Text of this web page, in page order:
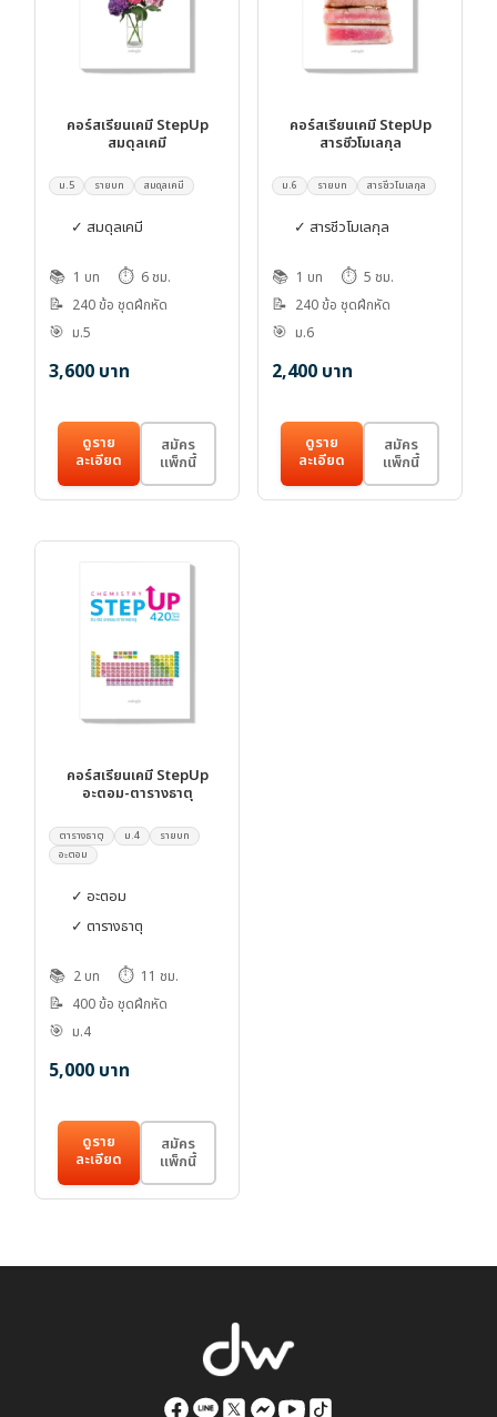
คอร์สเรียนเคมี StepUp
สมดุลเคมี
ม.5 รายบท สมดุลเคมี
✓ สมดุลเคมี
📚 1 บท ⏱️ 6 ชม.
📝 240 ข้อ ชุดฝึกหัด
🎯 ม.5
3,600 บาท
ดูราย
ละเอียด
สมัคร
แพ็กนี้
คอร์สเรียนเคมี StepUp
สารชีวโมเลกุล
ม.6 รายบท สารชีวโมเลกุล
✓ สารชีวโมเลกุล
📚 1 บท ⏱️ 5 ชม.
📝 240 ข้อ ชุดฝึกหัด
🎯 ม.6
2,400 บาท
ดูราย
ละเอียด
สมัคร
แพ็กนี้
คอร์สเรียนเคมี StepUp
อะตอม-ตารางธาตุ
ตารางธาตุ ม.4
รายบท
อะตอม
✓ อะตอม
✓ ตารางธาตุ
📚 2 บท ⏱️ 11 ชม.
📝 400 ข้อ ชุดฝึกหัด
🎯 ม.4
5,000 บาท
ดูราย
ละเอียด
สมัคร
แพ็กนี้